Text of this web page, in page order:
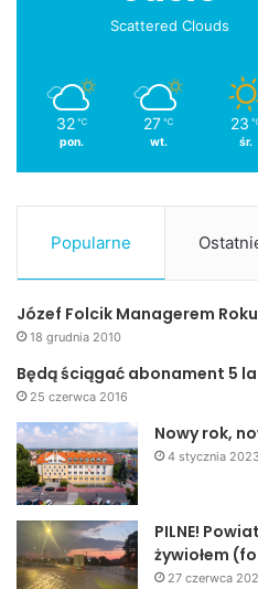
Scattered Clouds
32 ℃
pon.
27 ℃
wt.
23
śr.
Popularne
Józef Folcik Managerem Roku
18 grudnia 2010
Będą ściągać abonament 5
25 czerwca 2016
Nowy rok,
4 stycznia 2023
PILNE!
żywiołem
27 czerwca